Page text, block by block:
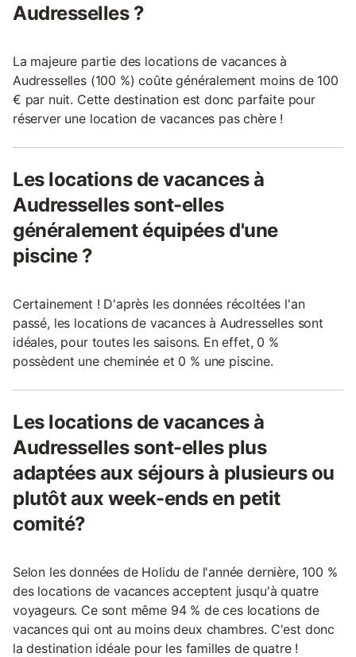
Audresselles ?
La majeure partie des locations de vacances à
Audresselles (100 %) coûte généralement moins de 100
€ par nuit. Cette destination est donc parfaite pour
réserver une location de vacances pas chère !
Les locations de vacances à
Audresselles sont-elles
généralement équipées d'une
piscine ?
Certainement ! D'après les données récoltées l'an
passé, les locations de vacances à Audresselles sont
idéales, pour toutes les saisons. En effet, 0 %
possèdent une cheminée et 0 % une piscine.
Les locations de vacances à
Audresselles sont-elles plus
adaptées aux séjours à plusieurs ou
plutôt aux week-ends en petit
comité?
Selon les données de Holidu de l'année dernière, 100 %
des locations de vacances acceptent jusqu'à quatre
voyageurs. Ce sont même 94 % de ces locations de
vacances qui ont au moins deux chambres. C'est donc
la destination idéale pour les familles de quatre !